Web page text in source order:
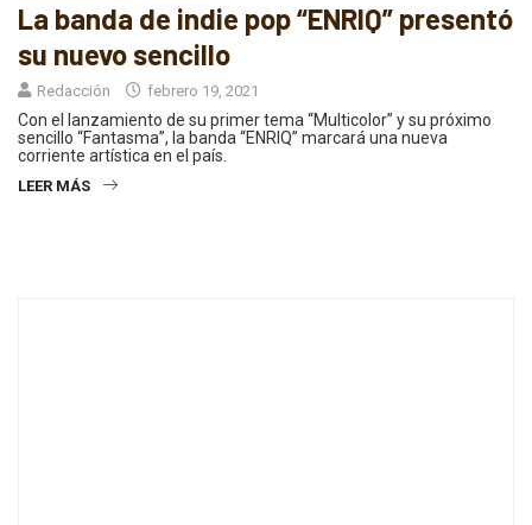
La banda de indie pop “ENRIQ” presentó
su nuevo sencillo
Redacción febrero 19, 2021
Con el lanzamiento de su primer tema “Multicolor” y su próximo
sencillo “Fantasma”, la banda “ENRIQ” marcará una nueva
corriente artística en el país.
LEER MÁS